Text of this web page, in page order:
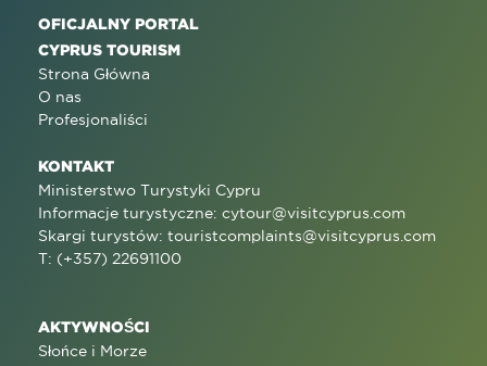
OFICJALNY PORTAL
CYPRUS TOURISM
Strona Główna
O nas
Profesjonaliści
KONTAKT
Ministerstwo Turystyki Cypru
Informacje turystyczne: cytour@visitcyprus.com
Skargi turystów: touristcomplaints@visitcyprus.com
T: (+357) 22691100
AKTYWNOŚCI
Słońce i Morze